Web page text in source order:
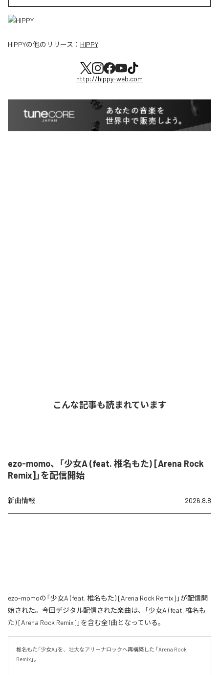
HIPPYの他のリリース： HIPPY
http://hippy-web.com
こんな記事も読まれています
ezo-momo、「少女A (feat. 椎名もた) [Arena Rock
Remix]」を配信開始
新曲情報 2026.8.8
ezo-momoの「少女A (feat. 椎名もた) [Arena Rock Remix]」が配信開
始された。今回デジタル配信された楽曲は、「少女A (feat. 椎名も
た) [Arena Rock Remix]」を含む全1曲となっている。
椎名もた「少女A」を、壮大なアリーナロックへ再構築した 「Arena Rock
Remix」。